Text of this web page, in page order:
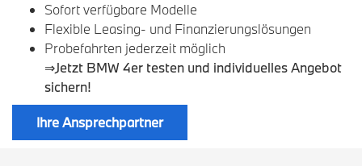
Sofort verfügbare Modelle
Flexible Leasing- und Finanzierungslösungen
Probefahrten jederzeit möglich
⇒Jetzt BMW 4er testen und individuelles Angebot
sichern!
Ihre Ansprechpartner